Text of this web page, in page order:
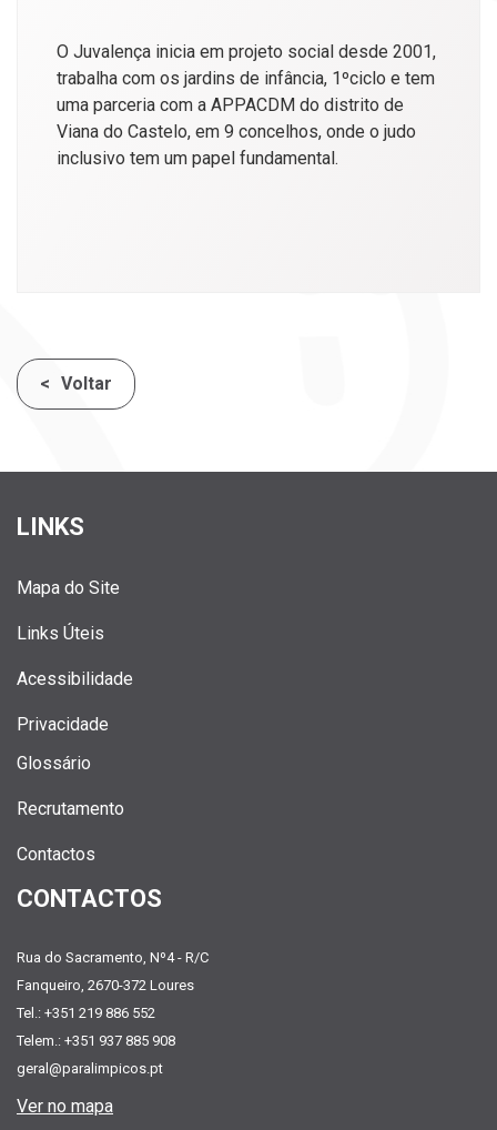
O Juvalença inicia em projeto social desde 2001,
trabalha com os jardins de infância, 1ºciclo e tem
uma parceria com a APPACDM do distrito de
Viana do Castelo, em 9 concelhos, onde o judo
inclusivo tem um papel fundamental.
Voltar
LINKS
Mapa do Site
Links Úteis
Acessibilidade
Privacidade
Glossário
Recrutamento
Contactos
CONTACTOS
Rua do Sacramento, Nº4 - R/C
Fanqueiro, 2670-372 Loures
Tel.: +351 219 886 552
Telem.: +351 937 885 908
geral@paralimpicos.pt
Ver no mapa